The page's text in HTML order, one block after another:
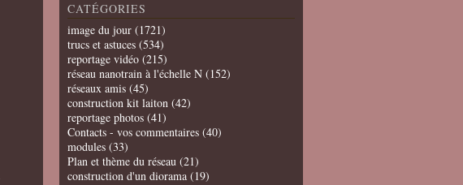
CATÉGORIES
image du jour (1721)
trucs et astuces (534)
reportage vidéo (215)
réseau nanotrain à l'échelle N (152)
réseaux amis (45)
construction kit laiton (42)
reportage photos (41)
Contacts - vos commentaires (40)
modules (33)
Plan et thème du réseau (21)
construction d'un diorama (19)